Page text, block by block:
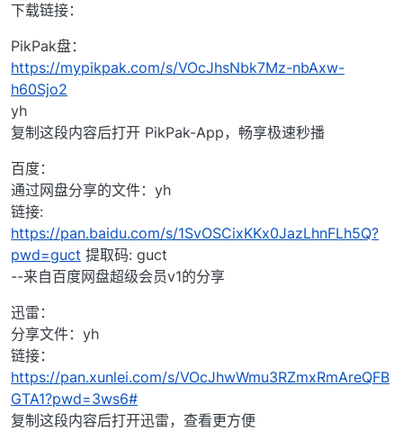
下载链接：
PikPak盘：
https://mypikpak.com/s/VOcJhsNbk7Mz-nbAxw-
h60Sjo2
yh
复制这段内容后打开 PikPak-App，畅享极速秒播
百度：
通过网盘分享的文件：yh
链接:
https://pan.baidu.com/s/1SvOSCixKKx0JazLhnFLh5Q?
pwd=guct 提取码: guct
--来自百度网盘超级会员v1的分享
迅雷：
分享文件：yh
链接：
https://pan.xunlei.com/s/VOcJhwWmu3RZmxRmAreQFB
GTA1?pwd=3ws6#
复制这段内容后打开迅雷，查看更方便